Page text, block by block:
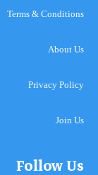
Terms & Conditions
About Us
Privacy Policy
Join Us
Follow Us